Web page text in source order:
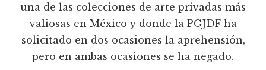
una de las colecciones de arte privadas más
valiosas en México y donde la PGJDF ha
solicitado en dos ocasiones la aprehensión,
pero en ambas ocasiones se ha negado.